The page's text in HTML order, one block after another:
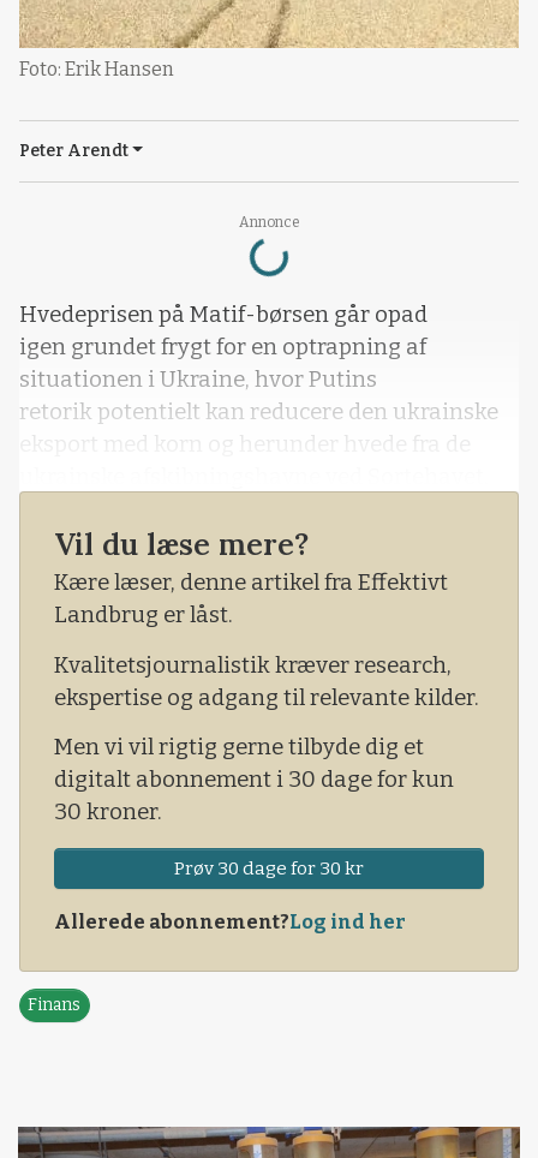
Annonce
Loading...
Foto: Erik Hansen
Peter Arendt
Hvedeprisen på Matif-børsen går opad
igen grundet frygt for en optrapning af
situationen i Ukraine, hvor Putins
retorik potentielt kan reducere den ukrainske
eksport med korn og herunder hvede fra de
opad for hvedeprisen på Matif. Men den lange
trend er endnu ikke vendt til op. Det kan dog
meget vel ske inden længe. Således er de
styrketegn i opadgående retning. Derfor ænd
Vil du læse mere?
Kære læser, denne artikel fra Effektivt
Landbrug er låst.
Kvalitetsjournalistik kræver research,
ekspertise og adgang til relevante kilder.
Men vi vil rigtig gerne tilbyde dig et
digitalt abonnement i 30 dage for kun
30 kroner.
Prøv 30 dage for 30 kr
Allerede abonnement?Log ind her
Finans